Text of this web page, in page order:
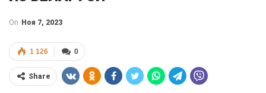
On Ноя 7, 2023
0
1 126
Share